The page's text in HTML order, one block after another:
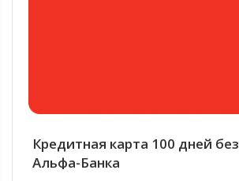
Кредитная карта 100 дней
Альфа-Банка